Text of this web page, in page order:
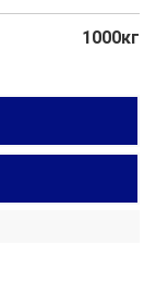
1000кг